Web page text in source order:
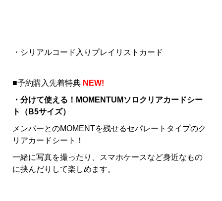
・シリアルコード入りプレイリストカード
■予約購入先着特典 NEW!
・分けて使える！MOMENTUMソロクリアカードシー
ト（B5サイズ）
メンバーとのMOMENTを残せるセパレートタイプのク
リアカードシート！
一緒に写真を撮ったり、スマホケースなど身近なもの
に挟んだりして楽しめます。